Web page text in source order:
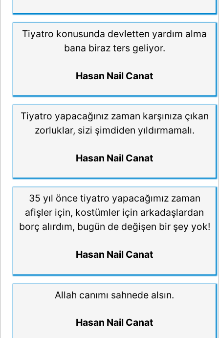
Tiyatro konusunda devletten yardım alma
bana biraz ters geliyor.
Hasan Nail Canat
Tiyatro yapacağınız zaman karşınıza çıkan
zorluklar, sizi şimdiden yıldırmamalı.
Hasan Nail Canat
35 yıl önce tiyatro yapacağımız zaman
afişler için, kostümler için arkadaşlardan
borç alırdım, bugün de değişen bir şey yok!
Hasan Nail Canat
Allah canımı sahnede alsın.
Hasan Nail Canat